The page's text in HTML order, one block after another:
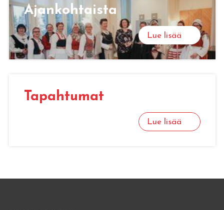
Ajan­koh­tais­ta
Lue lisää
Ta­pah­tu­mat
Lue lisää